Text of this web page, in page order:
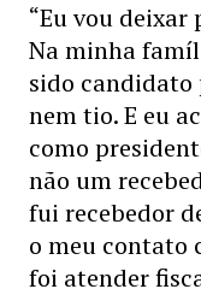
“Eu vou deixar
Na minha
sido candidato
nem tio. E eu
como
não um
fui recebedor
o meu contato
foi atender